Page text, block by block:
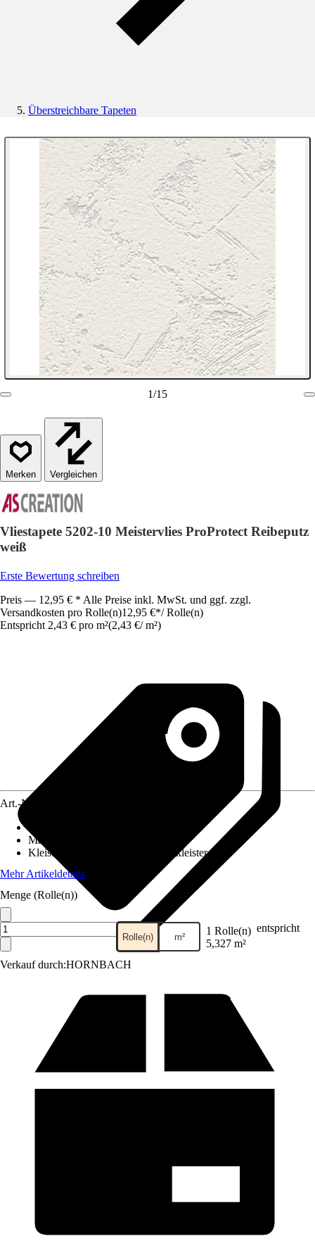
Überstreichbare Tapeten
1/15
Vergleichen
Vliestapete 5202-10 Meistervlies ProProtect Reibeputz
weiß
Erste Bewertung schreiben
Preis — 12,95 € * Alle Preise inkl. MwSt. und ggf. zzgl.
Versandkosten pro Rolle(n)12,95 €*/ Rolle(n)
Entspricht 2,43 € pro m²(2,43 €/ m²)
Verkauf durch:HORNBACH
Art.-Nr.
Maße (BxH)
Kleisterempfehlung
Vliestapetenkleister
Mehr Artikeldetails
Menge (Rolle(n))
Rolle(n) m² 1 Rolle(n) entspricht
5,327 m²